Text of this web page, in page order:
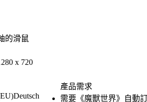
的滑鼠
x 720
Deutsch
產品需求
需要《魔獸世界》自動